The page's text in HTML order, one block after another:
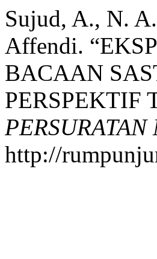
Sujud, A., N.
Affendi.
BACAAN
PERSPEKTIF
PERSURATAN
http://